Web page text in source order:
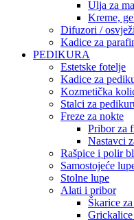
Ulja za
Kreme,
Difuzori /
Kadice za
PEDIKURA
Estetske fotelje
Kadice za
Kozmetička
Stalci za
Freze za nokte
Pribor za
Nastavci
Rašpice i polir
Samostojeće
Stolne lupe
Alati i pribor
Škarice